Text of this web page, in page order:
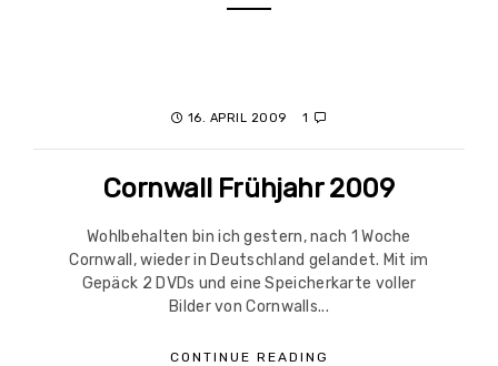
16. APRIL 2009 1
Cornwall Frühjahr 2009
Wohlbehalten bin ich gestern, nach 1 Woche
Cornwall, wieder in Deutschland gelandet. Mit im
Gepäck 2 DVDs und eine Speicherkarte voller
Bilder von Cornwalls...
CONTINUE READING